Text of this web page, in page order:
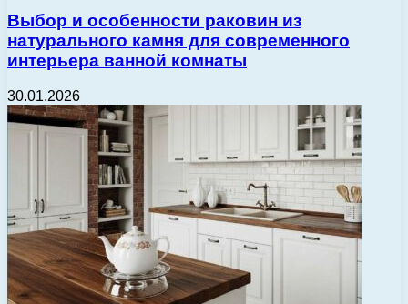
Выбор и особенности раковин из
натурального камня для современного
интерьера ванной комнаты
30.01.2026